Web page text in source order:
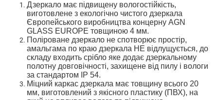
Дзеркало має підвищену вологостійкість,
виготовлене з екологічно чистого дзеркала
Європейського виробництва концерну AGN
GLASS EUROPE товщиною 4 мм.
Поліроване дзеркало не спотворює простір,
амальгама по краю дзеркала НЕ відлущується, до
складу входить срібло яке додає дзеркальному
полотну довговічності, захищене від пилу і вологи
за стандартом IP 54.
Міцний каркас дзеркала має товщину всього 20
мм, виготовлений з якісного пластику (ПВХ), на